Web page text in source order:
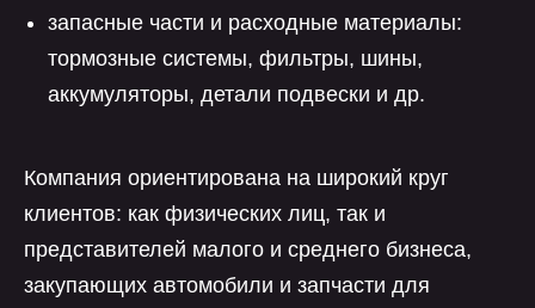
запасные части и расходные материалы:
тормозные системы, фильтры, шины,
аккумуляторы, детали подвески и др.
Компания ориентирована на широкий круг
клиентов: как физических лиц, так и
представителей малого и среднего бизнеса,
закупающих автомобили и запчасти для